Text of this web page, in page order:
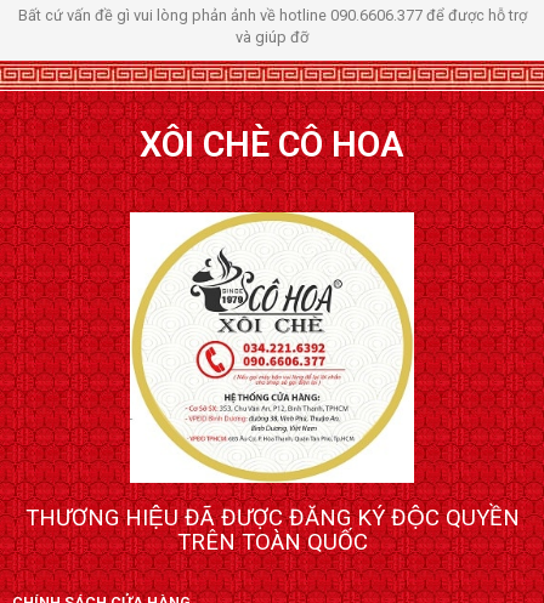
Bất cứ vấn đề gì vui lòng phản ảnh về hotline 090.6606.377 để được hỗ trợ
và giúp đỡ
XÔI CHÈ CÔ HOA
THƯƠNG HIỆU ĐÃ ĐƯỢC ĐĂNG KÝ ĐỘC QUYỀN
TRÊN TOÀN QUỐC